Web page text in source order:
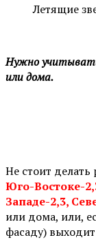
Летящие
Нужно
или дома.
Не стоит делать
Юго-Востоке-
Западе-2,3,
или дома, или,
фасаду)